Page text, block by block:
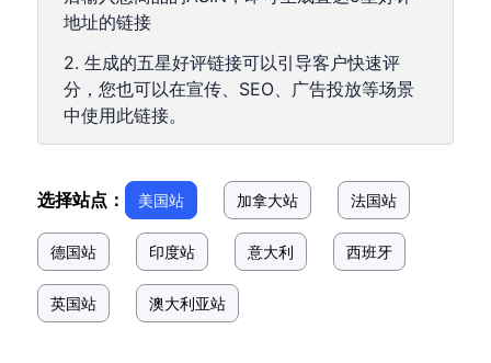
地址的链接
2. 生成的五星好评链接可以引导客户快速评
分，您也可以在宣传、SEO、广告投放等场景
中使用此链接。
选择站点： 美国站 加拿大站 法国站
德国站 印度站 意大利 西班牙
英国站 澳大利亚站